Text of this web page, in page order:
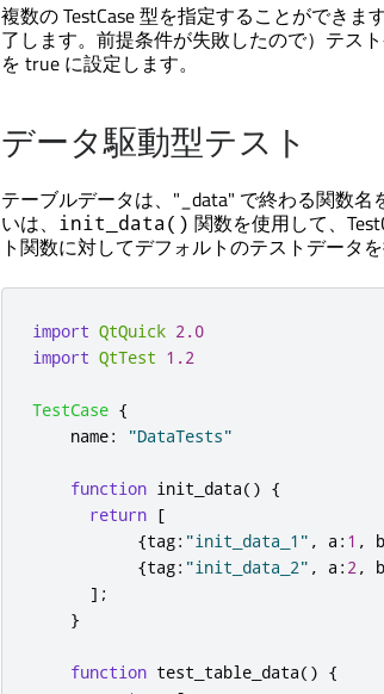
複数の TestCase 型を指定することができ
了します。前提条件が失敗したので）テス
を true に設定します。
データ駆動型テスト
テーブルデータは、"_data" で終わる関数
いは、 init_data() 関数を使用して、
ト関数に対してデフォルトのテストデータ
import QtQuick 2.0
import QtTest 1.2
TestCase {
name: "DataTests"
function init_data() {
return [
{tag: "init_data_1" , a : 1 , b
{tag: "init_data_2" , a : 2, b
];
}
function test_table_data() {